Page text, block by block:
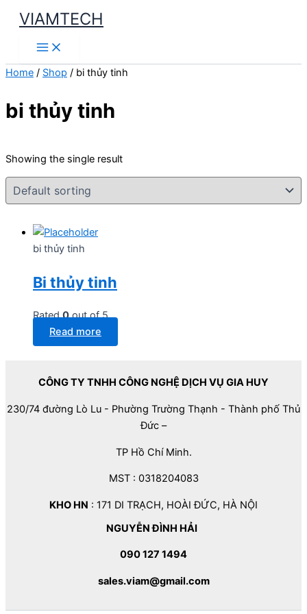
Skip
content
VIAMTECH
Main
Menu
Home / Shop / bi thủy tinh
bi thủy tinh
Showing the single result
bi thủy tinh
Bi thủy tinh
Rated0out of 5
Read more
CÔNG TY TNHH CÔNG NGHỆ DỊCH VỤ GIA HUY
230/74 đường Lò Lu - Phường Trường Thạnh - Thành phố Thủ
Đức –
TP Hồ Chí Minh.
MST : 0318204083
KHO HN : 171 DI TRẠCH, HOÀI ĐỨC, HÀ NỘI
NGUYỄN ĐÌNH HẢI
090 127 1494
sales.viam@gmail.com